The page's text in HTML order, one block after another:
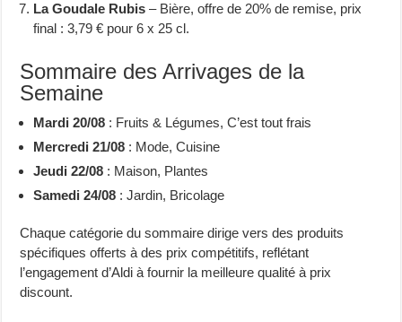
La Goudale Rubis – Bière, offre de 20% de remise, prix
final : 3,79 € pour 6 x 25 cl.
Sommaire des Arrivages de la
Semaine
Mardi 20/08 : Fruits & Légumes, C’est tout frais
Mercredi 21/08 : Mode, Cuisine
Jeudi 22/08 : Maison, Plantes
Samedi 24/08 : Jardin, Bricolage
Chaque catégorie du sommaire dirige vers des produits
spécifiques offerts à des prix compétitifs, reflétant
l’engagement d’Aldi à fournir la meilleure qualité à prix
discount.